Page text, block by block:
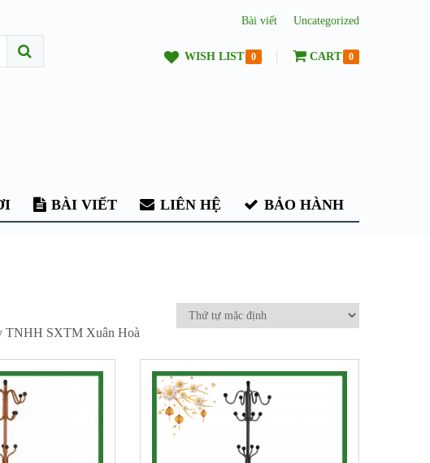
Bài viết Uncategorized
WISH LIST 0 CART 0
BÀI VIẾT LIÊN HỆ BẢO HÀNH
TNHH SXTM Xuân Hoà